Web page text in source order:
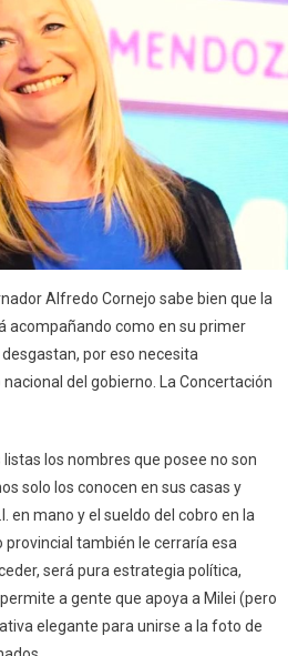
Alfredo Cornejo sabe bien que la
acompañando como en su primer
por eso necesita
del gobierno. La Concertación
los nombres que posee no son
solo los conocen en sus casas y
en mano y el sueldo del cobro en la
provincial también le cerraría esa
será pura estrategia política,
a gente que apoya a Milei (pero
elegante para unirse a la foto de